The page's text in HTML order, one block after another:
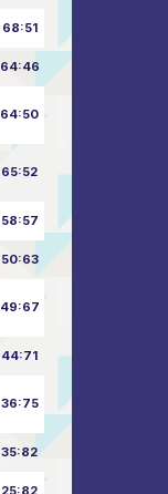
68:51
64:46
64:50
65:52
58:57
50:63
49:67
44:71
36:75
35:82
25:82